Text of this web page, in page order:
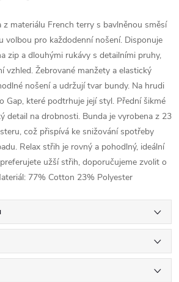
z materiálu French terry s bavlněnou směsí
volbou pro každodenní nošení. Disponuje
zip a dlouhými rukávy s detailními pruhy,
vzhled. Žebrované manžety a elastický
nošení a udržují tvar bundy. Na hrudi
Gap, které podtrhuje její styl. Přední šikmé
detail na drobnosti. Bunda je vyrobena z 23
což přispívá ke snižování spotřeby
Relax střih je rovný a pohodlný, ideální
užší střih, doporučujeme zvolit o
77% Cotton 23% Polyester